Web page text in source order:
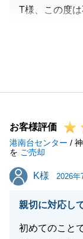
T様、この度
くお引渡まで
何かご不明な
いませ。
お客様評価
港南台センター /
を ご売却
K様
K様 2026年
親切に対応し
初めてのこと